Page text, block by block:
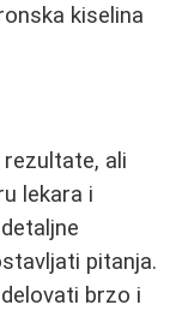
kiselina
ali
lekara i
pitanja.
brzo i